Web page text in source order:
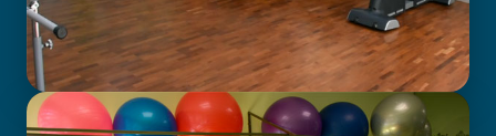
GABINETE DE FISIOTERAPIA